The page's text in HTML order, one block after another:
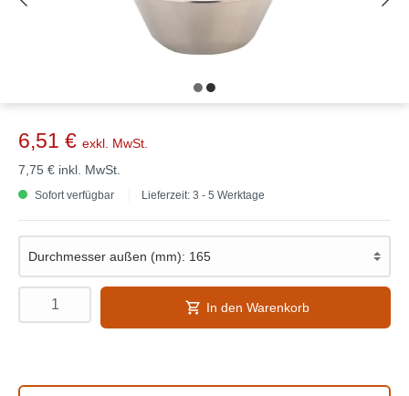
6,51 € exkl. MwSt.
7,75 € inkl. MwSt.
Sofort verfügbar Lieferzeit: 3 - 5 Werktage
In den Warenkorb